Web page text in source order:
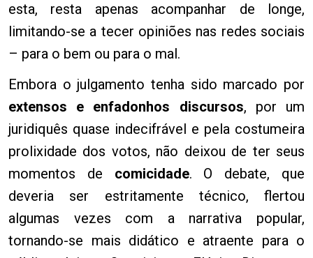
esta, resta apenas acompanhar de longe,
limitando-se a tecer opiniões nas redes sociais
– para o bem ou para o mal.
Embora o julgamento tenha sido marcado por
extensos e enfadonhos discursos, por um
juridiquês quase indecifrável e pela costumeira
prolixidade dos votos, não deixou de ter seus
momentos de comicidade. O debate, que
deveria ser estritamente técnico, flertou
algumas vezes com a narrativa popular,
tornando-se mais didático e atraente para o